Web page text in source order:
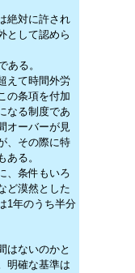
絶対に許され
として認めら
ある。
えて時間外労
の条項を付加
なる制度であ
オーバーが見
、その際に特
る。
、条件もいろ
ど漠然とした
1年のうち半分
はないのかと
明確な基準は